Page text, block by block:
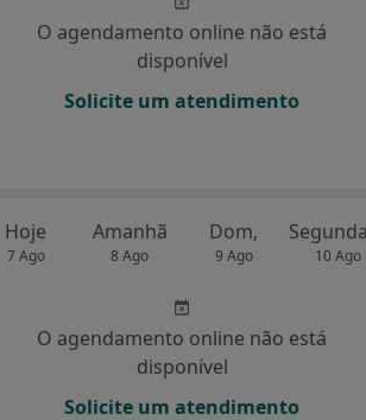
O agendamento online não está
disponível
Solicite um atendimento
Hoje
7 Ago
Amanhã
8 Ago
Dom,
9 Ago 10 Ago
O agendamento online não está
disponível
Solicite um atendimento